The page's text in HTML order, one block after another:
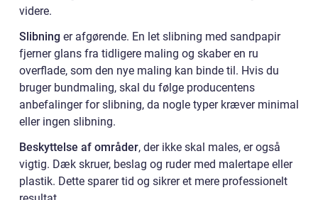
videre.
Slibning er afgørende. En let slibning med sandpapir
fjerner glans fra tidligere maling og skaber en ru
overflade, som den nye maling kan binde til. Hvis du
bruger bundmaling, skal du følge producentens
anbefalinger for slibning, da nogle typer kræver minimal
eller ingen slibning.
Beskyttelse af områder, der ikke skal males, er også
vigtig. Dæk skruer, beslag og ruder med malertape eller
plastik. Dette sparer tid og sikrer et mere professionelt